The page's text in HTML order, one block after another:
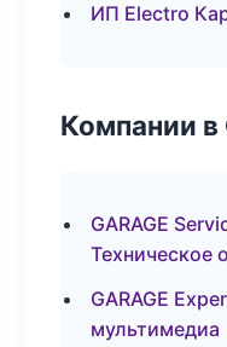
ИП Electro
Компании в
GARAGE
Техническое
GARAGE
мультимедиа